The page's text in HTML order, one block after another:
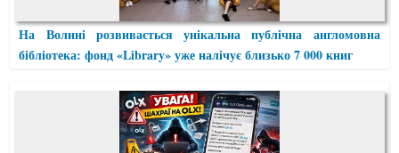
На Волині розвивається унікальна публічна англомовна
бібліотека: фонд «Library» уже налічує близько 7 000 книг